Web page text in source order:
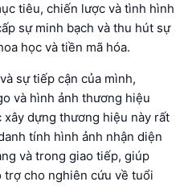
tiêu, chiến lược và tình hình
sự minh bạch và thu hút sự
học và tiền mã hóa.
sự tiếp cận của mình,
và hình ảnh thương hiệu
dựng thương hiệu này rất
tính hình ảnh nhận diện
và trong giao tiếp, giúp
cho nghiên cứu về tuổi